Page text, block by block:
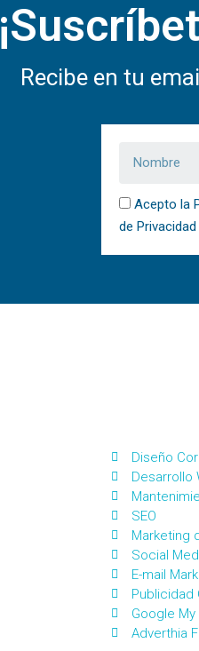
Recibe en tu
Acepto la
de Privacidad
Diseño
Desarrollo
SEO
Marketing
Social
E-mail
Publicidad
Google
Adverthia